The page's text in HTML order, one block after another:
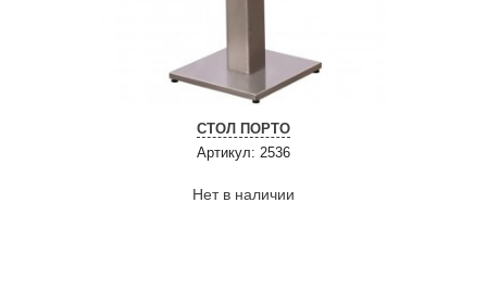
СТОЛ ПОРТО
Артикул: 2536
Нет в наличии